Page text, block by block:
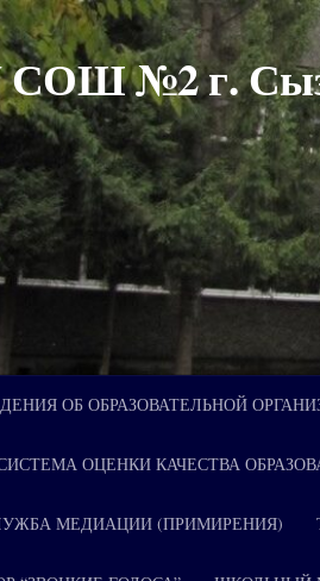
№2 г.
ОБ ОБРАЗОВАТЕЛЬНОЙ
ОЦЕНКИ КАЧЕСТВА
МЕДИАЦИИ (ПРИМИРЕНИЯ)